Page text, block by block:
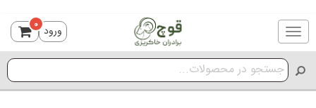
Toggle
navigation
ورود 0